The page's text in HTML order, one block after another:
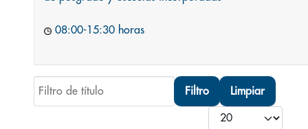
08:00-15:30 horas
Filtro de título
Filtro Limpiar
Cantidad